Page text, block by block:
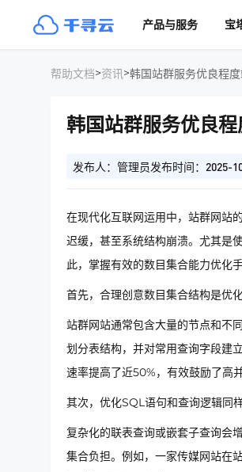
产品与服务 宝
帮助文档>资讯>韩国站群服务优良程
韩国站群服务优良
发布人：管理员发布时间：2025-
在现代化互联网运用中，站群网站
迟缓，甚至系统结构崩溃。尤其是
此，掌握有效的数目集合能力优化
首先，合理创意数目集合结构是优化
站群网站通常包含大量的节点和不
划分表结构，并对常用查询字段建
速率提高了近50%，有效鼓励了高并
其次，优化SQL语句和查询逻辑同样
复杂化的联表查询或嵌套子查询会
集合负担。例如，一家传媒网站在